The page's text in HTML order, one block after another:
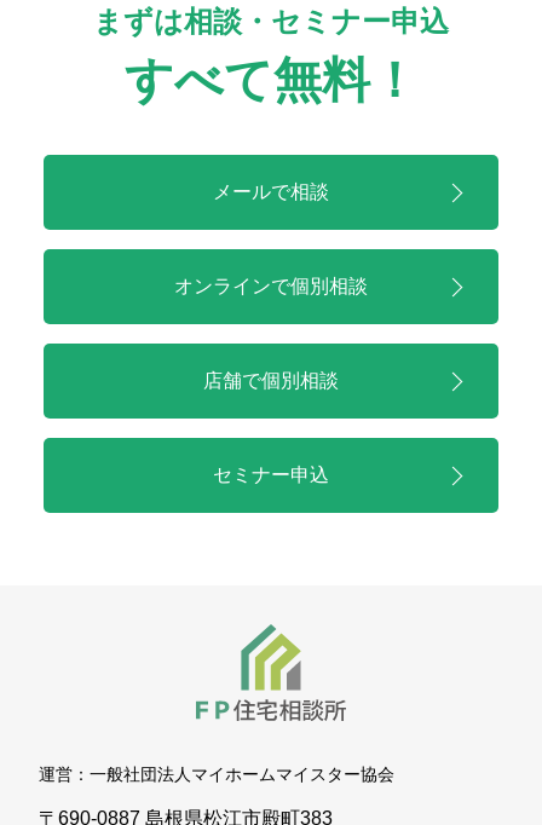
まずは相談・セミナー申込
すべて無料！
メールで相談
オンラインで個別相談
店舗で個別相談
セミナー申込
運営： 一般社団法人マイホームマイスター協会
〒690-0887 島根県松江市殿町383